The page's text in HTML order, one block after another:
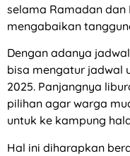
selama Ramadan
mengabaikan
Dengan adanya
bisa mengatur jadwal
2025. Panjangnya
pilihan agar warga
untuk ke kampung
Hal ini diharapkan